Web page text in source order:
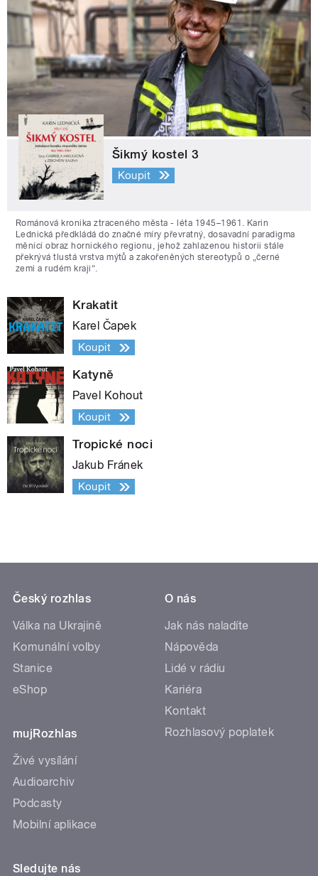
Šikmý kostel 3
Koupit
Románová kronika ztraceného města - léta 1945–1961. Karin
Lednická předkládá do značné míry převratný, dosavadní paradigma
měnící obraz hornického regionu, jehož zahlazenou historii stále
překrývá tlustá vrstva mýtů a zakořeněných stereotypů o „černé
zemi a rudém kraji“.
Krakatit
Karel Čapek
Koupit
Katyně
Pavel Kohout
Koupit
Tropické noci
Jakub Fránek
Koupit
Český rozhlas
Válka na Ukrajině
Komunální volby
Stanice
eShop
mujRozhlas
Živé vysílání
Audioarchiv
Podcasty
Mobilní aplikace
O nás
Jak nás naladíte
Nápověda
Lidé v rádiu
Kariéra
Kontakt
Rozhlasový poplatek
Sledujte nás